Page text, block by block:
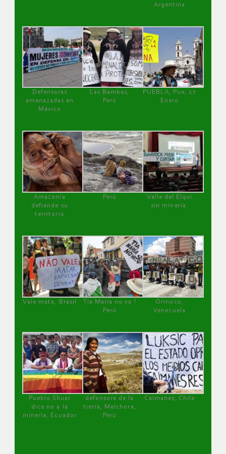
Argentina
Defensoras
amenazadas en
México
Las Bambas,
Perú
PUEBLA, Pue, 27
Enero
Amazonía
defiende su
territorio
Perú
Valle del Elqui
sin minería.
Vale mata, Brasil
Tía María no va !
Perú
Orinoco,
Venezuela
Pueblo Shuar
dice no a la
minería, Ecuador
defensora de la
tierra, Melchora,
Perú
Caimanes, Chile